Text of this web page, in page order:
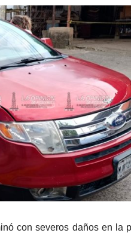
con severos daños en la